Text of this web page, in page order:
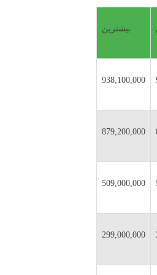
بیشترین
938,100,000
879,200,000
509,000,000
299,000,000